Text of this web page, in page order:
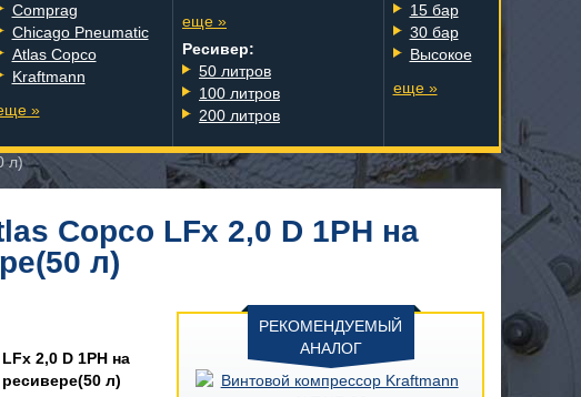
Comprag
Chicago Pneumatic
Atlas Copco
Kraftmann
»
еще »
Ресивер:
50 литров
100 литров
200 литров
15 бар
30 бар
Высокое
еще »
л)
Copco LFx 2,0 D 1PH на
л)
LFx 2,0 D 1PH на
ресивере(50 л)
РЕКОМЕНДУЕМЫЙ
АНАЛОГ